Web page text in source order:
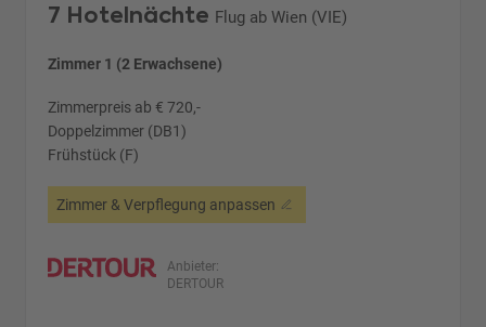
7 Hotelnächte Flug ab Wien (VIE)
Zimmer 1 (2 Erwachsene)
Zimmerpreis ab € 720,-
Doppelzimmer (DB1)
Frühstück (F)
Zimmer & Verpflegung anpassen
Anbieter:
DERTOUR